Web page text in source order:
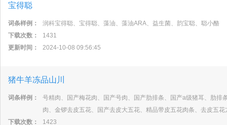
宝得聪
词条样例：
润科宝得聪、宝得聪、藻油、藻油ARA、益生菌、韵宝聪、聪小酪
下载次数：
1431
更新时间：
2024-10-08 09:56:45
猪牛羊冻品山川
词条样例：
号精肉、国产梅花肉、国产号肉、国产肋排条、国产a级猪耳、肋
肉、金锣去皮五花、国产去皮大五花、精品带皮五花肉条、去皮五
下载次数：
1423